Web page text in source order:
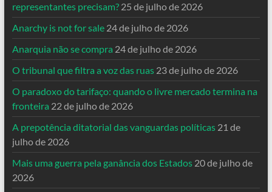
representantes precisam? 25 de julho de 2026
Anarchy is not for sale 24 de julho de 2026
Anarquia não se compra 24 de julho de 2026
O tribunal que filtra a voz das ruas 23 de julho de 2026
O paradoxo do tarifaço: quando o livre mercado termina na
fronteira 22 de julho de 2026
A prepotência ditatorial das vanguardas políticas 21 de
julho de 2026
Mais uma guerra pela ganância dos Estados 20 de julho de
2026